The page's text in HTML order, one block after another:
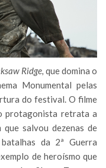
Ridge, que domina o
Monumental pelas
do festival. O filme
protagonista retrata a
salvou dezenas de
da 2ª Guerra
de heroísmo que